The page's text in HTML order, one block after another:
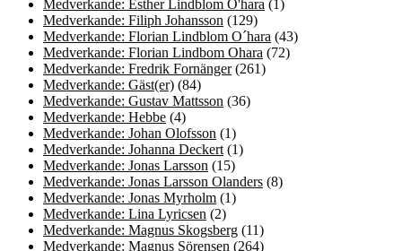
Medverkande: Esther Lindblom O'hara (1)
Medverkande: Filiph Johansson (129)
Medverkande: Florian Lindblom O´hara (43)
Medverkande: Florian Lindbom Ohara (72)
Medverkande: Fredrik Fornänger(261)
Medverkande: Gäst(er) (84)
Medverkande: Gustav Mattsson (36)
Medverkande: Hebbe (4)
Medverkande: Johan Olofsson (1)
Medverkande: Johanna Deckert (1)
Medverkande: Jonas Larsson (15)
Medverkande: Jonas Larsson Olanders (8)
Medverkande: Jonas Myrholm (1)
Medverkande: Lina Lyricsen (2)
Medverkande: Magnus Skogsberg (11)
Medverkande: Magnus Sörensen (264)